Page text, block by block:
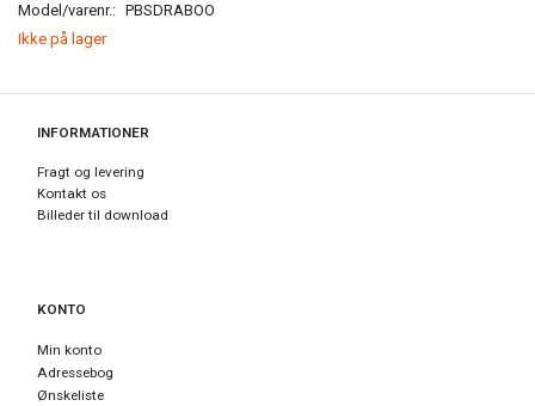
Model/varenr.: PBSDRABOO
Ikke på lager
INFORMATIONER
Fragt og levering
Kontakt os
Billeder til download
KONTO
Min konto
Adressebog
Ønskeliste